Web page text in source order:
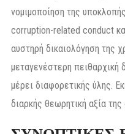
νομιμοποίηση της
corruption-related conduct
αυστηρή δικαιολόγηση της
μεταγενέστερη πειθαρχική
μέρει διαφορετικής ύλης.
διαρκής θεωρητική αξία